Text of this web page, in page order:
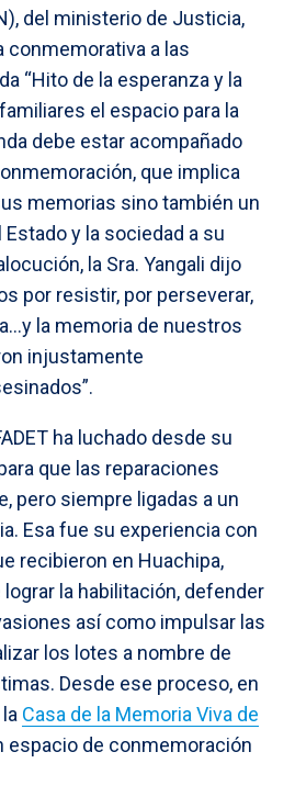
del ministerio de Justicia,
conmemorativa a las
“Hito de la esperanza y la
el espacio para la
debe estar acompañado
que implica
memorias sino también un
y la sociedad a su
la Sra. Yangali dijo
por resistir, por perseverar,
la memoria de nuestros
injustamente
ha luchado desde su
que las reparaciones
pero siempre ligadas a un
Esa fue su experiencia con
recibieron en Huachipa,
la habilitación, defender
así como impulsar las
los lotes a nombre de
Desde ese proceso, en
Casa de la Memoria Viva de
espacio de conmemoración